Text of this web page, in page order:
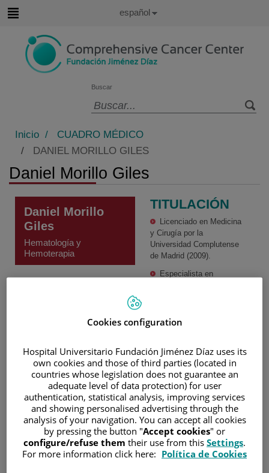
contenido
Buscar
idioma
Idioma
Español
Inicio / CUADRO MÉDICO
/
DANIEL MORILLO GILES
Daniel Morillo Giles
Daniel Morillo
Giles
Hematología y
Hemoterapia
TITULACIÓN
Licenciado en Medicina
y Cirugía por la
Universidad Complutense
de Madrid (2009).
Especialista en
Máster en Neoplasias Linfoides. Universidad de Santiago
Máster en Investigación Clínica. Universidad Autónoma de
Madrid. 2018
Máster en Diagnóstico en Hematología. Universidad de
Barcelona. 2016
EXPERIENCIA
2017-actualidad. Médico Adjunto del Servicio de
Cookies configuration
Hospital Universitario Fundación Jiménez Díaz uses its
own cookies and those of third parties (located in
countries whose legislation does not guarantee an
adequate level of data protection) for user
authentication, statistical analysis, improving services
and showing personalised advertising through the
analysis of your navigation. You can accept all cookies
by pressing the button "Accept cookies" or
configure/refuse them their use from this Settings.
For more information click here: Política de Cookies